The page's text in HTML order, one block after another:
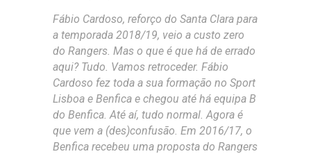
Fábio Cardoso, reforço do Santa Clara para
a temporada 2018/19, veio a custo zero
do Rangers. Mas o que é que há de errado
aqui? Tudo. Vamos retroceder. Fábio
Cardoso fez toda a sua formação no Sport
Lisboa e Benfica e chegou até há equipa B
do Benfica. Até aí, tudo normal. Agora é
que vem a (des)confusão. Em 2016/17, o
Benfica recebeu uma proposta do Rangers